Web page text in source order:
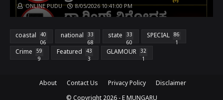
ONLINE PUDU 8/05/2026 10:41:00 PM
coastal
40
06
national
33
68
state
33
60
SPECIAL
86
1
Crime
59
9
Featured
43
3
GLAMOUR
32
1
About Contact Us Privacy Policy
Disclaimer